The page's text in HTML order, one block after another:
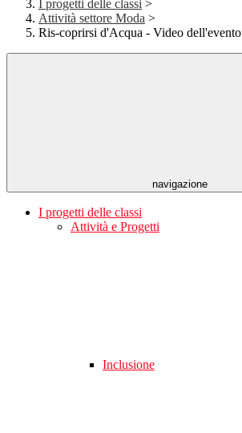
I progetti delle classi >
Attività settore Moda >
Ris-coprirsi d'Acqua - Video dell'evento
navigazione
I progetti delle classi
Attività e Progetti
Inclusione